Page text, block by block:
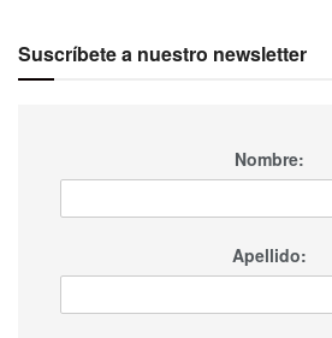
Suscríbete a nuestro newsletter
Nombre:
Apellido: